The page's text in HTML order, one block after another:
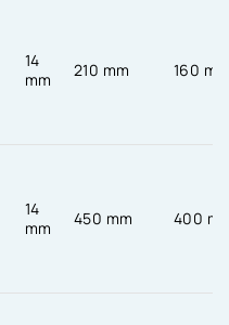
14
mm
210 mm 160
14
mm
450 mm 400